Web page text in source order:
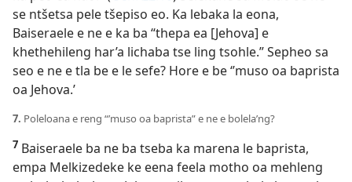
se ntšetsa pele tšepiso eo. Ka lebaka la eona,
Baiseraele e ne e ka ba “thepa ea [Jehova] e
khethehileng har’a lichaba tse ling tsohle.” Sepheo sa
seo e ne e tla be e le sefe? Hore e be ‘’muso oa baprista
oa Jehova.’
7. Poleloana e reng “’muso oa baprista” e ne e bolela’ng?
7 Baiseraele ba ne ba tseba ka marena le baprista,
empa Melkizedeke ke eena feela motho oa mehleng